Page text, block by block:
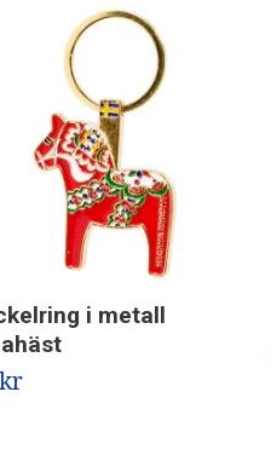
i metall